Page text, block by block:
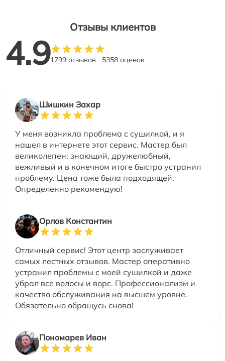
Отзывы клиентов
4.91799 отзывов 5358 оценок
Шишкин Захар
У меня возникла проблема с сушилкой, и я
нашел в интернете этот сервис. Мастер был
великолепен: знающий, дружелюбный,
вежливый и в конечном итоге быстро устранил
проблему. Цена тоже была подходящей.
Определенно рекомендую!
Орлов Константин
Отличный сервис! Этот центр заслуживает
самых лестных отзывов. Мастер оперативно
устранил проблемы с моей сушилкой и даже
убрал все волосы и ворс. Профессионализм и
качество обслуживания на высшем уровне.
Обязательно обращусь снова!
Пономарев Иван